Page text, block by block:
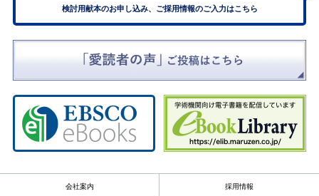
検討用献本のお申し込み、ご採用情報のご入力はこちら
会社案内 採用情報